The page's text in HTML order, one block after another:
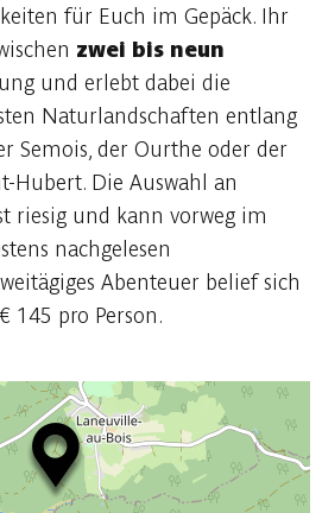
für Euch im Gepäck. Ihr
zwei bis neun
und erlebt dabei die
Naturlandschaften entlang
Semois, der Ourthe oder der
Hubert. Die Auswahl an
riesig und kann vorweg im
nachgelesen
Abenteuer belief sich
145 pro Person.